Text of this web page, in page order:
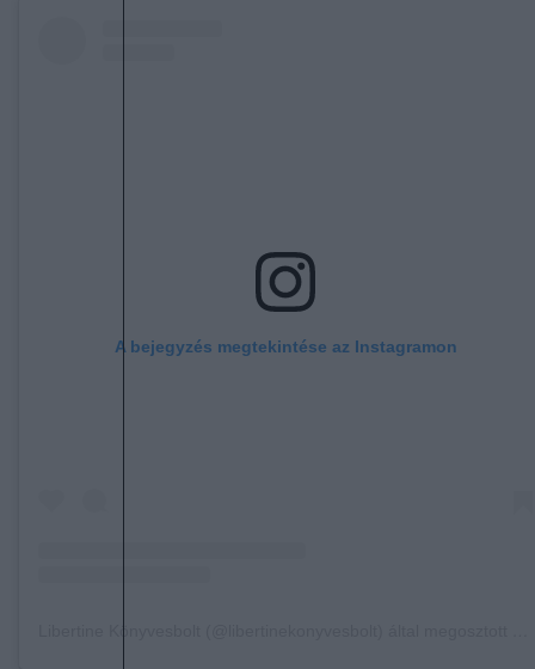
A bejegyzés megtekintése az Instagramon